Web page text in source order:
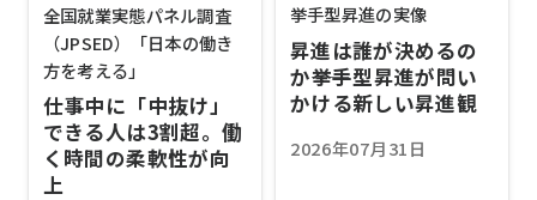
全国就業実態パネル調査
（JPSED）「日本の働き
方を考える」
仕事中に「中抜け」
できる人は3割超。働
く時間の柔軟性が向
上
挙手型昇進の実像
昇進は誰が決めるの
か――挙手型昇進が問い
かける新しい昇進観
2026年07月31日